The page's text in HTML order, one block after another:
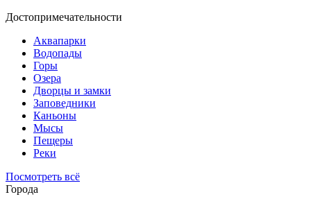
Достопримечательности
Аквапарки
Водопады
Горы
Озера
Дворцы и замки
Заповедники
Каньоны
Мысы
Пещеры
Реки
Посмотреть всё
Города